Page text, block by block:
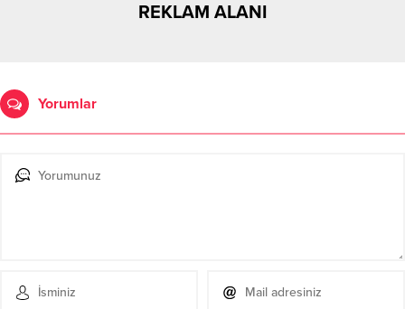
REKLAM ALANI
Yorumlar